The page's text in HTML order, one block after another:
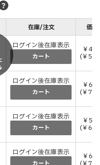
在庫/注文 価格
ログイン後在庫表示
カート
￥
(￥
ログイン後在庫表示
カート
￥
(￥
ログイン後在庫表示
カート
￥
(￥
ログイン後在庫表示 ￥